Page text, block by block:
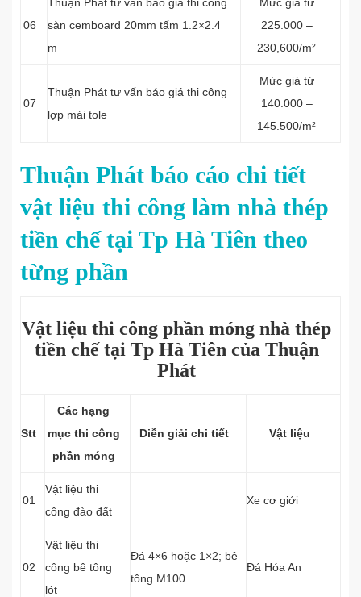
06
sàn cemboard 20mm tấm 1.2×2.4
m
225.000 –
230,600/m²
07
Thuận Phát tư vấn báo giá thi công
lợp mái tole
Mức giá từ
140.000 –
145.500/m²
Thuận Phát báo cáo chi tiết
vật liệu thi công làm nhà thép
tiền chế tại Tp Hà Tiên theo
từng phần
Vật liệu thi công phần móng nhà thép
tiền chế tại Tp Hà Tiên của Thuận
Phát
Stt
Các hạng
mục thi công
phần móng
Diễn giải chi tiết Vật liệu
01
Vật liệu thi
công đào đất
Xe cơ giới
02
Vật liệu thi
công bê tông
lót
Đá 4×6 hoặc 1×2; bê
tông M100
Đá Hóa An